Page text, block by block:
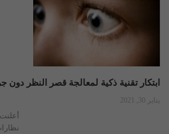
ابتكار تقنية ذكية لمعالجة قصر النظر دون
يناير 30, 2021